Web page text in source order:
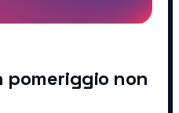
pomeriggio non